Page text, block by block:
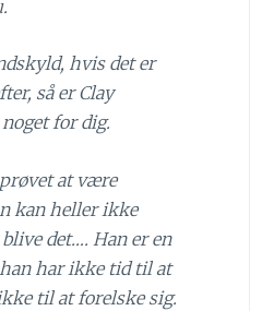
hvis det er
så er Clay
for dig.
at være
kan heller ikke
det…. Han er en
har ikke tid til at
til at forelske sig.